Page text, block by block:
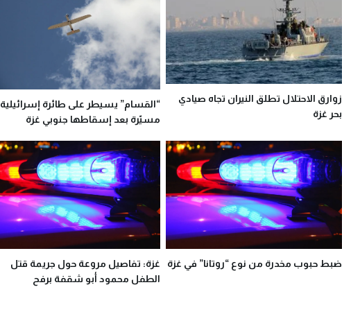
زوارق الاحتلال تطلق النيران تجاه صيادي
بحر غزة
“القسام” يسيطر على طائرة إسرائيلية
مسيّرة بعد إسقاطها جنوبي غزة
ضبط حبوب مخدرة من نوع “روتانا” في غزة
غزة: تفاصيل مروعة حول جريمة قتل
الطفل محمود أبو شقفة برفح